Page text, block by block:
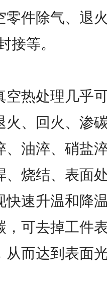
零件除气、退
接等。
空热处理几乎
火、回火、渗
、油淬、硝盐
、烧结、表面
快速升温和降
，可去掉工件
从而达到表面